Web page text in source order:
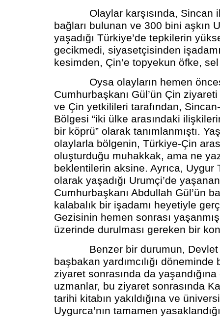
Olaylar karşısında, Sincan
bağları bulunan ve 300 bini aşkın
yaşadığı Türkiye’de tepkilerin
gecikmedi, siyasetçisinden
kesimden, Çin’e topyekun öfke,
Oysa olayların hemen
Cumhurbaşkanı Gül’ün Çin ziyareti
ve Çin yetkilileri tarafından,
Bölgesi “iki ülke arasındaki
bir köprü” olarak tanımlanmıştı.
olaylarla bölgenin, Türkiye-Çin
oluşturduğu muhakkak, ama ne
beklentilerin aksine. Ayrıca, Uygur
olarak yaşadığı Urumçi’de
Cumhurbaşkanı Abdullah Gül’ün
kalabalık bir işadamı heyetiyle
Gezisinin hemen sonrası
üzerinde durulması gereken bir
Benzer bir durumun, Devlet
başbakan yardımcılığı döneminde
ziyaret sonrasında da
uzmanlar, bu ziyaret sonrasında
tarihi kitabın yakıldığına ve
Uygurca’nın tamamen